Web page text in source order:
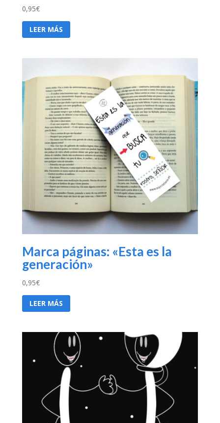
0,95€
LEER MÁS
Marca páginas: «Esta es la
generación»
0,95€
LEER MÁS